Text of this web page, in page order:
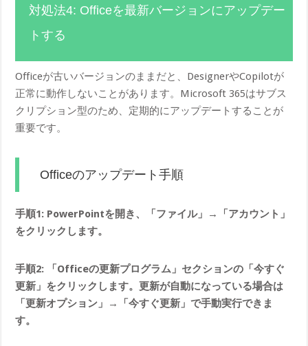
対処法4: Officeを最新バージョンにアップデー
トする
Officeが古いバージョンのままだと、DesignerやCopilotが
正常に動作しないことがあります。Microsoft 365はサブス
クリプション型のため、定期的にアップデートすることが
重要です。
Officeのアップデート手順
手順1: PowerPointを開き、「ファイル」→「アカウント」
をクリックします。
手順2: 「Officeの更新プログラム」セクションの「今すぐ
更新」をクリックします。更新が自動になっている場合は
「更新オプション」→「今すぐ更新」で手動実行できま
す。